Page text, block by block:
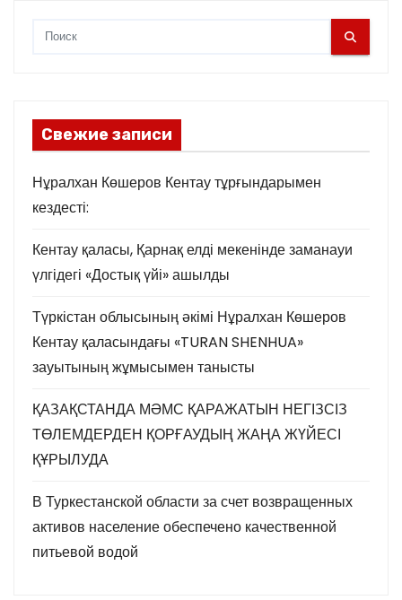
Свежие записи
Нұралхан Көшеров Кентау тұрғындарымен
кездесті:
Кентау қаласы, Қарнақ елді мекенінде заманауи
үлгідегі «Достық үйі» ашылды
Түркістан облысының әкімі Нұралхан Көшеров
Кентау қаласындағы «TURAN SHENHUA»
зауытының жұмысымен танысты
ҚАЗАҚСТАНДА МӘМС ҚАРАЖАТЫН НЕГІЗСІЗ
ТӨЛЕМДЕРДЕН ҚОРҒАУДЫҢ ЖАҢА ЖҮЙЕСІ
ҚҰРЫЛУДА
В Туркестанской области за счет возвращенных
активов население обеспечено качественной
питьевой водой